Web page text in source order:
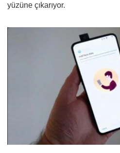
yüzüne çıkarıyor.